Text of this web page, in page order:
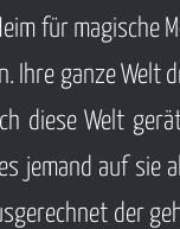
Lynn
nicht,
eine
Sights-
ist auf der
für magische
Ihre ganze Welt
diese Welt
jemand auf sie
der